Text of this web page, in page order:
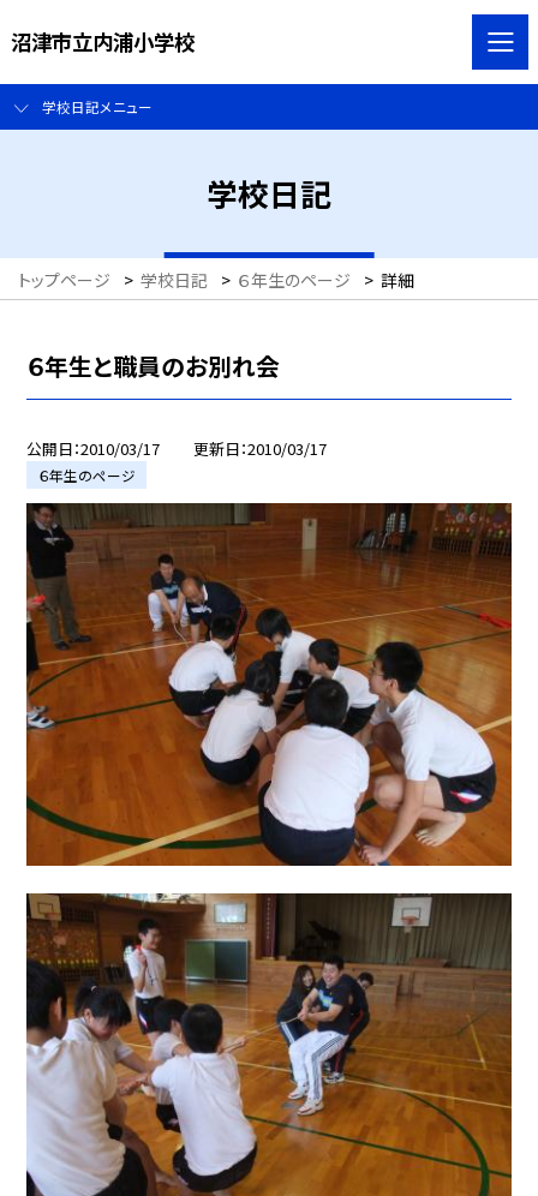
沼津市立内浦小学校
学校日記メニュー
学校日記
トップページ > 学校日記 > ６年生のページ > 詳細
６年生と職員のお別れ会
公開日 2010/03/17 更新日 2010/03/17
６年生のページ